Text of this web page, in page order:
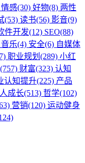
情感(30) 好物(8) 两性
(53) 读书(56) 影音(9)
件开发(12) SEO(88)
音乐(4) 安全(6) 自媒体
职业规划(289) 小红
财富(323) 认知
认知提升(225) 产品
成长(513) 哲学(102)
营销(120) 运动健身